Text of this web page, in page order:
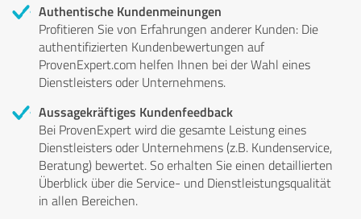
Authentische Kundenmeinungen
Profitieren Sie von Erfahrungen anderer Kunden: Die
authentifizierten Kundenbewertungen auf
ProvenExpert.com helfen Ihnen bei der Wahl eines
Dienstleisters oder Unternehmens.
Aussagekräftiges Kundenfeedback
Bei ProvenExpert wird die gesamte Leistung eines
Dienstleisters oder Unternehmens (z.B. Kundenservice,
Beratung) bewertet. So erhalten Sie einen detaillierten
Überblick über die Service- und Dienstleistungsqualität
in allen Bereichen.